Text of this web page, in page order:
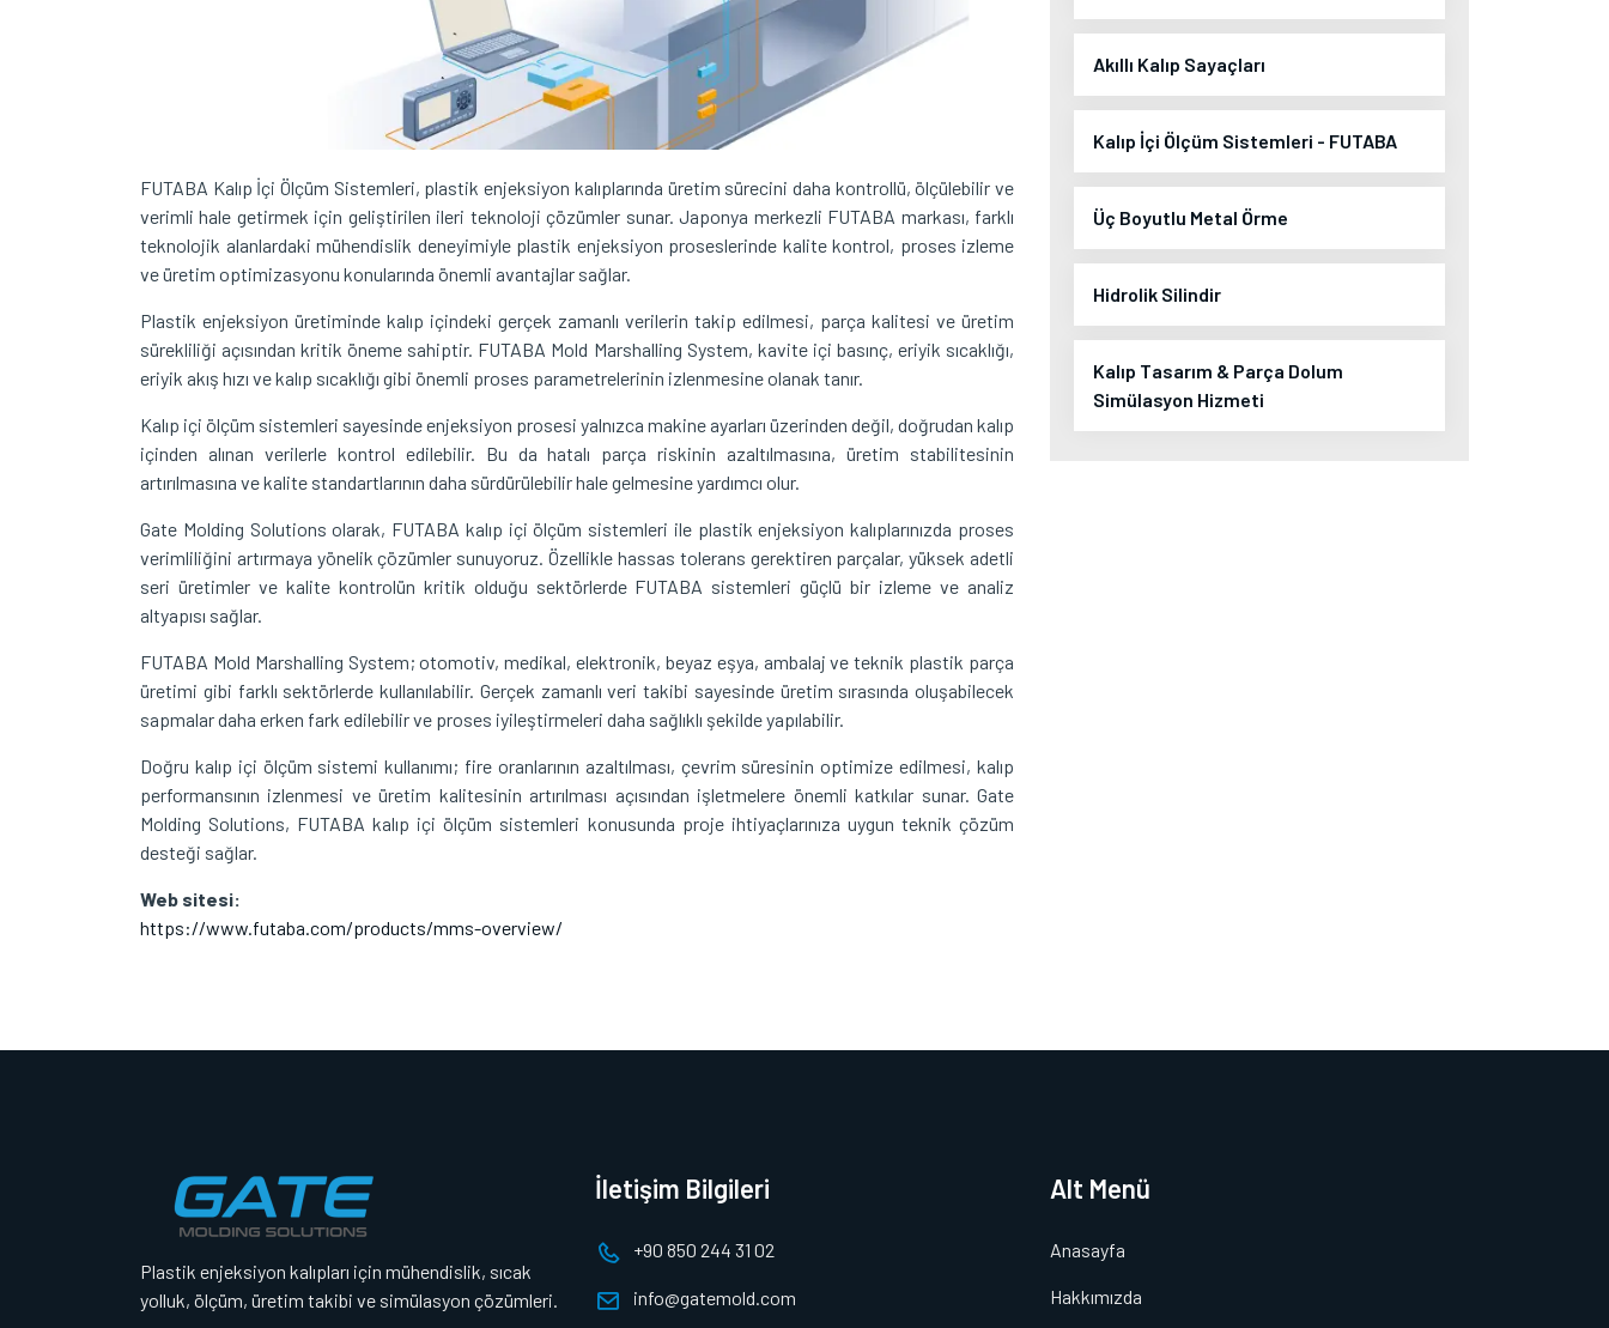
FUTABA Kalıp İçi Ölçüm Sistemleri, plastik enjeksiyon kalıplarında üretim sürecini daha kontrollü, ölçülebilir ve
verimli hale getirmek için geliştirilen ileri teknoloji çözümler sunar. Japonya merkezli FUTABA markası, farklı
teknolojik alanlardaki mühendislik deneyimiyle plastik enjeksiyon proseslerinde kalite kontrol, proses izleme
ve üretim optimizasyonu konularında önemli avantajlar sağlar.
Plastik enjeksiyon üretiminde kalıp içindeki gerçek zamanlı verilerin takip edilmesi, parça kalitesi ve üretim
sürekliliği açısından kritik öneme sahiptir. FUTABA Mold Marshalling System, kavite içi basınç, eriyik sıcaklığı,
eriyik akış hızı ve kalıp sıcaklığı gibi önemli proses parametrelerinin izlenmesine olanak tanır.
Kalıp içi ölçüm sistemleri sayesinde enjeksiyon prosesi yalnızca makine ayarları üzerinden değil, doğrudan kalıp
içinden alınan verilerle kontrol edilebilir. Bu da hatalı parça riskinin azaltılmasına, üretim stabilitesinin
artırılmasına ve kalite standartlarının daha sürdürülebilir hale gelmesine yardımcı olur.
Gate Molding Solutions olarak, FUTABA kalıp içi ölçüm sistemleri ile plastik enjeksiyon kalıplarınızda proses
verimliliğini artırmaya yönelik çözümler sunuyoruz. Özellikle hassas tolerans gerektiren parçalar, yüksek adetli
seri üretimler ve kalite kontrolün kritik olduğu sektörlerde FUTABA sistemleri güçlü bir izleme ve analiz
altyapısı sağlar.
FUTABA Mold Marshalling System; otomotiv, medikal, elektronik, beyaz eşya, ambalaj ve teknik plastik parça
üretimi gibi farklı sektörlerde kullanılabilir. Gerçek zamanlı veri takibi sayesinde üretim sırasında oluşabilecek
sapmalar daha erken fark edilebilir ve proses iyileştirmeleri daha sağlıklı şekilde yapılabilir.
Doğru kalıp içi ölçüm sistemi kullanımı; fire oranlarının azaltılması, çevrim süresinin optimize edilmesi, kalıp
performansının izlenmesi ve üretim kalitesinin artırılması açısından işletmelere önemli katkılar sunar. Gate
Molding Solutions, FUTABA kalıp içi ölçüm sistemleri konusunda proje ihtiyaçlarınıza uygun teknik çözüm
desteği sağlar.
Web sitesi:
https://www.futaba.com/products/mms-overview/
Akıllı Kalıp Sayaçları
Kalıp İçi Ölçüm Sistemleri - FUTABA
Üç Boyutlu Metal Örme
Hidrolik Silindir
Kalıp Tasarım & Parça Dolum
Simülasyon Hizmeti
Plastik enjeksiyon kalıpları için mühendislik, sıcak
yolluk, ölçüm, üretim takibi ve simülasyon çözümleri.
İletişim Bilgileri
+90 850 244 31 02
info@gatemold.com
Alt Menü
Anasayfa
Hakkımızda